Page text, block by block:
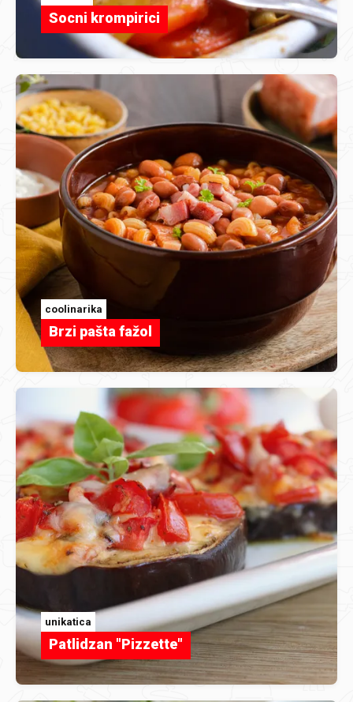
Socni krompirici
coolinarika
Brzi pašta fažol
unikatica
Patlidzan "Pizzette"